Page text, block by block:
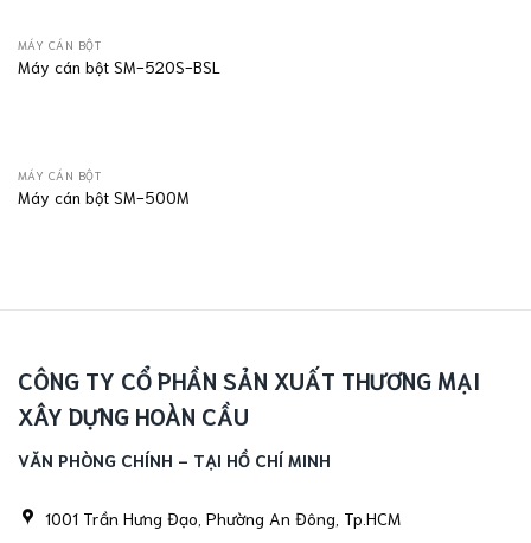
MÁY CÁN BỘT
Máy cán bột SM-520S-BSL
MÁY CÁN BỘT
Máy cán bột SM-500M
CÔNG TY CỔ PHẦN SẢN XUẤT THƯƠNG MẠI
XÂY DỰNG HOÀN CẦU
VĂN PHÒNG CHÍNH - TẠI HỒ CHÍ MINH
1001 Trần Hưng Đạo, Phường An Đông, Tp.HCM